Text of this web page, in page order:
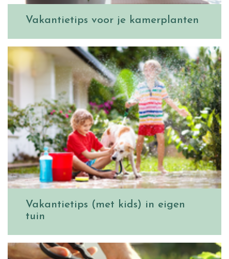
Vakantietips voor je kamerplanten
Vakantietips (met kids) in eigen
tuin